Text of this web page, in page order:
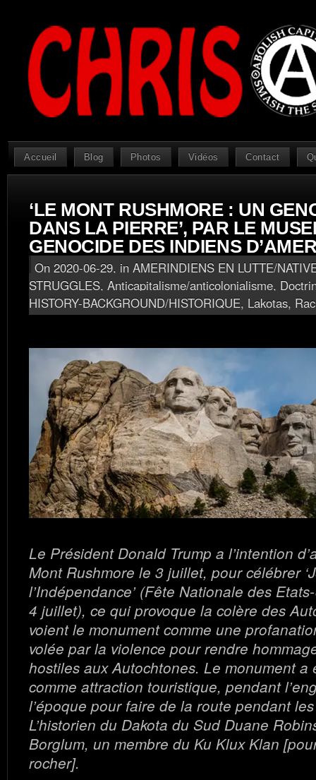
Accueil Blog Photos Vidéos Contact
‘LE MONT RUSHMORE : UN
DANS LA PIERRE’, PAR LE
GENOCIDE DES INDIENS
On 2020-06-29, in AMERINDIENS EN LUTTE/
STRUGGLES, Anticapitalisme/anticolonialisme,
HISTORY-BACKGROUND/HISTORIQUE, Lakotas,
Le Président Donald Trump a l’intention
Mont Rushmore le 3 juillet, pour célébrer
l’Indépendance’ (Fête Nationale des
4 juillet), ce qui provoque la colère des
voient le monument comme une
volée par la violence pour rendre
hostiles aux Autochtones. Le monument a
comme attraction touristique, pendant
l’époque pour faire de la route pendant
L’historien du Dakota du Sud Duane
Borglum, un membre du Ku Klux Klan
rocher].